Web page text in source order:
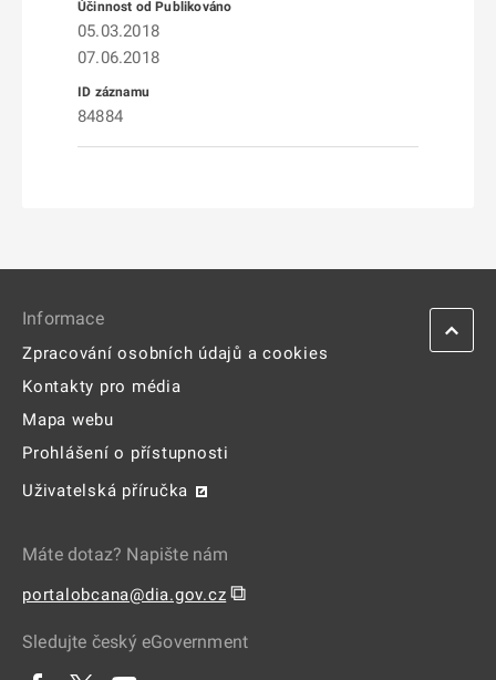
05.03.2018
07.06.2018
84884
Informace
Zpracování osobních údajů a cookies
Kontakty pro média
Mapa webu
Prohlášení o přístupnosti
Uživatelská příručka
Máte dotaz? Napište nám
portalobcana@dia.gov.cz ⧉
Sledujte český eGovernment